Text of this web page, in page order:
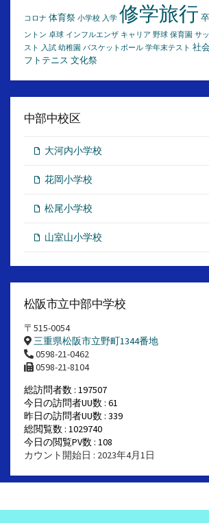
コロナ 体育祭 小学校 入学 修学旅行
ントン 卓球 インフルエンザ キャリア 野球 保育園 サ
スト 入試 幼稚園 バスケットボール 学年末テスト 社
フトテニス 文化祭
中部中校区
大河内小学校
花岡小学校
松尾小学校
山室山小学校
松阪市立中部中学校
〒515-0054
三重県松阪市立野町1344番地
0598-21-0462
0598-21-8104
総訪問者数 : 197507
今日の訪問者UU数 : 61
昨日の訪問者UU数 : 339
総閲覧数 : 1029740
今日の閲覧PV数 : 108
カウント開始日 : 2023年4月1日